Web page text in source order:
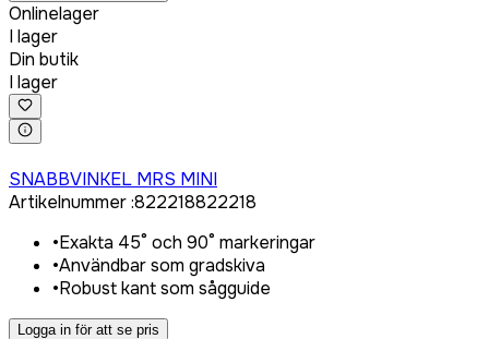
Onlinelager
I lager
Din butik
I lager
SNABBVINKEL MRS MINI
Artikelnummer:822218822218
•Exakta 45° och 90° markeringar
•Användbar som gradskiva
•Robust kant som sågguide
Logga in för att se pris